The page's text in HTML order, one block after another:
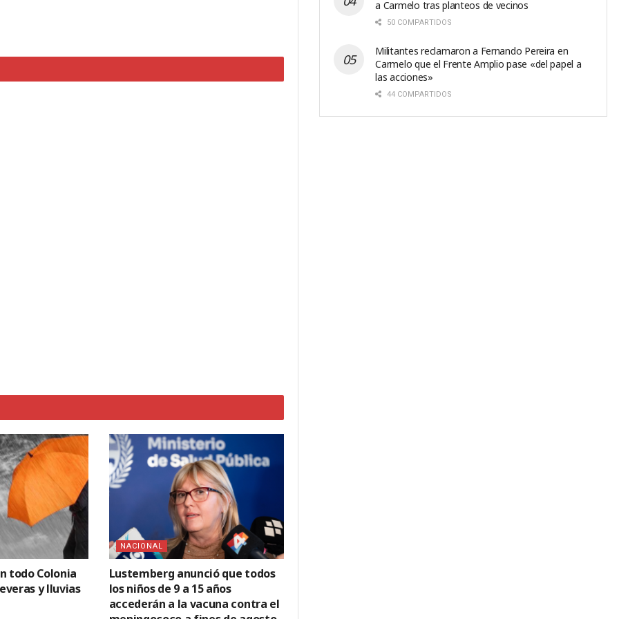
todo Colonia
y lluvias
NACIONAL
Lustemberg anunció que todos
los niños de 9 a 15 años
accederán a la vacuna contra el
a Carmelo tras planteos de vecinos
50 COMPARTIDOS
Militantes reclamaron a Fernando Pereira en
Carmelo que el Frente Amplio pase «del papel a
las acciones»
44 COMPARTIDOS